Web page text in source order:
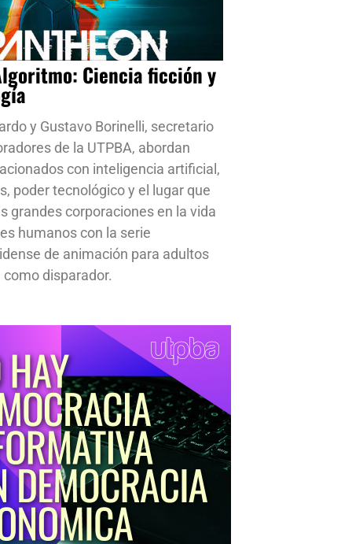
Ciencia ficción y
y Gustavo Borinelli, secretario
de la UTPBA, abordan
con inteligencia artificial,
poder tecnológico y el lugar que
grandes corporaciones en la vida
humanos con la serie
de animación para adultos
disparador.